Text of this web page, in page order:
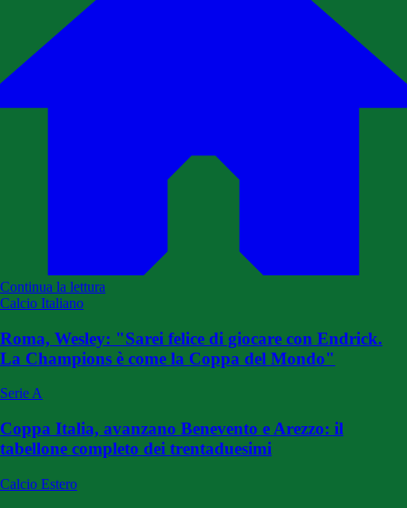
Continua la lettura
Calcio Italiano
Roma, Wesley: "Sarei felice di giocare con Endrick.
La Champions è come la Coppa del Mondo"
Serie A
Coppa Italia, avanzano Benevento e Arezzo: il
tabellone completo dei trentaduesimi
Calcio Estero